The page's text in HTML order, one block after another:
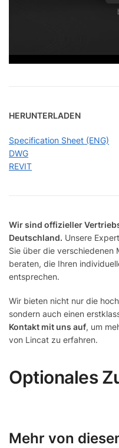
HERUNTERLADEN
Specification Sheet (ENG)
DWG
REVIT
Wir sind offizieller
Deutschland. Unsere
Sie über die verschiedenen
beraten, die Ihren
entsprechen.
Wir bieten nicht nur die
sondern auch einen
Kontakt mit uns auf, um
von Lincat zu erfahren.
Optionales
Mehr von